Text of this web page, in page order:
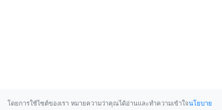
โดยการใช้ไซต์ของเรา หมายความว่าคุณได้อ่านและทำความเข้าใจนโยบาย